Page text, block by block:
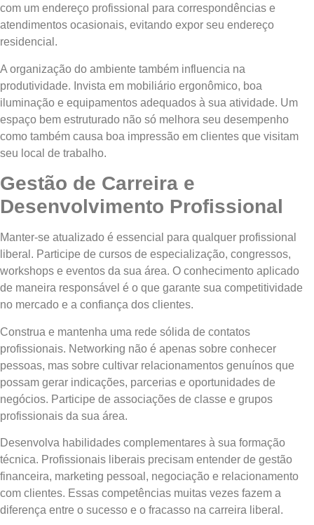
com um endereço profissional para correspondências e
atendimentos ocasionais, evitando expor seu endereço
residencial.
A organização do ambiente também influencia na
produtividade. Invista em mobiliário ergonômico, boa
iluminação e equipamentos adequados à sua atividade. Um
espaço bem estruturado não só melhora seu desempenho
como também causa boa impressão em clientes que visitam
seu local de trabalho.
Gestão de Carreira e
Desenvolvimento Profissional
Manter-se atualizado é essencial para qualquer profissional
liberal. Participe de cursos de especialização, congressos,
workshops e eventos da sua área. O conhecimento aplicado
de maneira responsável é o que garante sua competitividade
no mercado e a confiança dos clientes.
Construa e mantenha uma rede sólida de contatos
profissionais. Networking não é apenas sobre conhecer
pessoas, mas sobre cultivar relacionamentos genuínos que
possam gerar indicações, parcerias e oportunidades de
negócios. Participe de associações de classe e grupos
profissionais da sua área.
Desenvolva habilidades complementares à sua formação
técnica. Profissionais liberais precisam entender de gestão
financeira, marketing pessoal, negociação e relacionamento
com clientes. Essas competências muitas vezes fazem a
diferença entre o sucesso e o fracasso na carreira liberal.